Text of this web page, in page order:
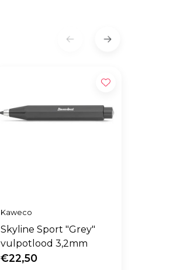
Kaweco
Skyline Sport "Grey"
vulpotlood 3,2mm
€22,50